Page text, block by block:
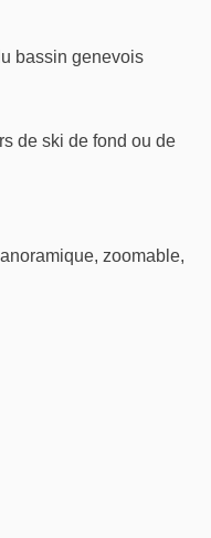
bassin genevois
de ski de fond ou de
zoomable,